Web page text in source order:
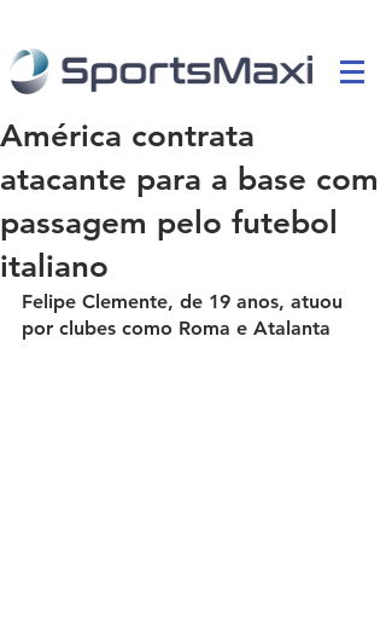
América contrata
atacante para a base com
passagem pelo futebol
italiano
Felipe Clemente, de 19 anos, atuou
por clubes como Roma e Atalanta